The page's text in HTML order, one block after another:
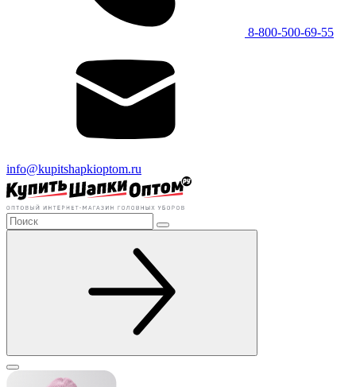
8-800-500-69-55
info@kupitshapkioptom.ru